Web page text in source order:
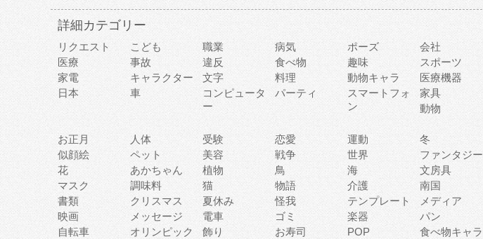
詳細カテゴリー
リクエスト こども 職業 病気 ポーズ 会社
医療
事故 違反 食べ物 趣味 スポーツ
家電
キャラクター 文字 料理 動物キャラ 医療機器
日本
車
コンピュータ
ー
パーティ
スマートフォ
ン
家具
動物
お正月
人体 受験 恋愛 運動 冬
似顔絵
ペット 美容 戦争 世界 ファンタジー
花
あかちゃん 植物 鳥 海 文房具
マスク
調味料 猫 物語 介護 南国
書類
クリスマス 夏休み 怪我 テンプレート メディア
映画
メッセージ 電車 ゴミ 楽器 パン
自転車
オリンピック 飾り お寿司 POP 食べ物キャラ